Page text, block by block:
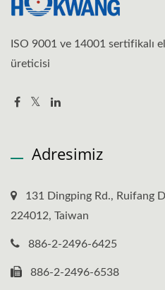
ISO 9001 ve 14001 sertifikalı
üreticisi
Adresimiz
131 Dingping Rd., Ruifang
224012, Taiwan
886-2-2496-6425
886-2-2496-6538